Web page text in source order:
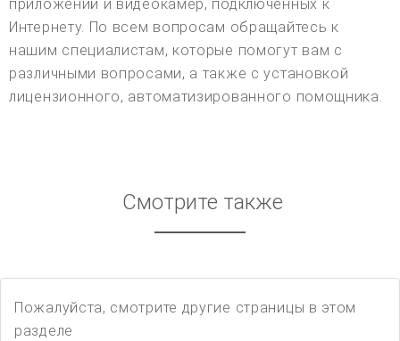
приложений и видеокамер, подключенных к
Интернету. По всем вопросам обращайтесь к
нашим специалистам, которые помогут вам с
различными вопросами, а также с установкой
лицензионного, автоматизированного помощника.
Смотрите также
Пожалуйста, смотрите другие страницы в этом
разделе